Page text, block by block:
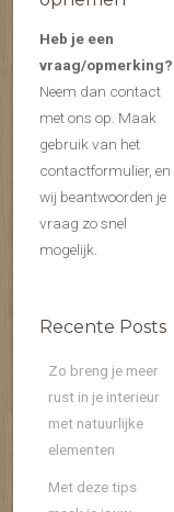
Heb je een
vraag/opmerking?
Neem dan contact
met ons op. Maak
gebruik van het
contactformulier, en
wij beantwoorden je
vraag zo snel
mogelijk.
Recente Posts
Zo breng je meer
rust in je interieur
met natuurlijke
elementen
Met deze tips